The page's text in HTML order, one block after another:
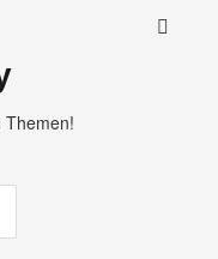
Themen!